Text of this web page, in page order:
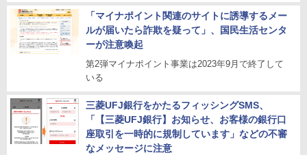
「マイナポイント関連のサイトに誘導するメー
ルが届いたら詐欺を疑って」、国民生活センタ
ーが注意喚起
第2弾マイナポイント事業は2023年9月で終了して
いる
三菱UFJ銀行をかたるフィッシングSMS、
「【三菱UFJ銀行】お知らせ、お客様の銀行口
座取引を一時的に規制しています」などの不審
なメッセージに注意